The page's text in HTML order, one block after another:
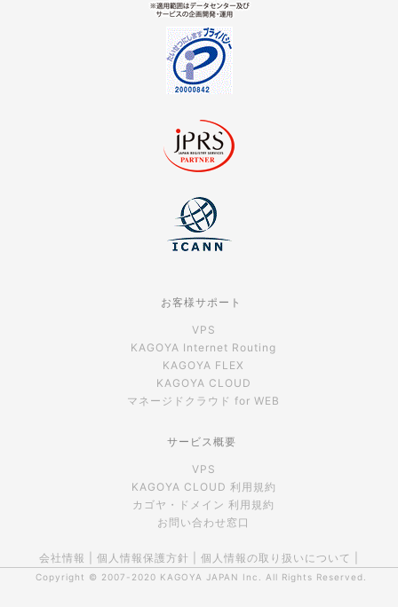
お客様サポート
VPS
KAGOYA Internet Routing
KAGOYA FLEX
KAGOYA CLOUD
マネージドクラウド for WEB
サービス概要
VPS
KAGOYA CLOUD 利用規約
カゴヤ・ドメイン 利用規約
お問い合わせ窓口
会社情報 個人情報保護方針 個人情報の取り扱いについて
Copyright © 2007-2020 KAGOYA JAPAN Inc. All Rights Reserved.